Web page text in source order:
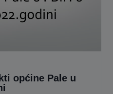
općine Pale u